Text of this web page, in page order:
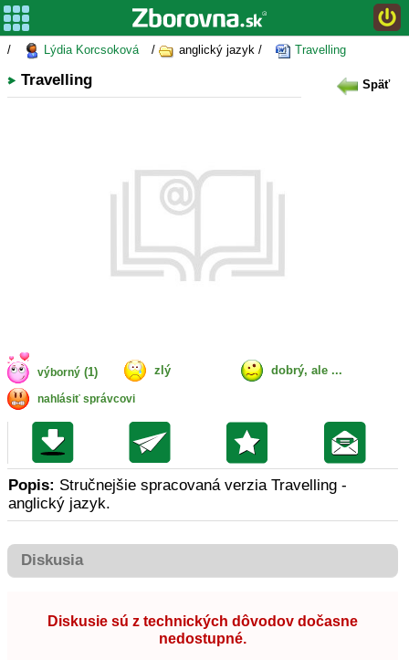
/ Lýdia Korcsoková / anglický jazyk / Travelling
Travelling Späť
výborný (1) zlý dobrý, ale ...
nahlásiť správcovi
Popis: Stručnejšie spracovaná verzia Travelling -
anglický jazyk.
Diskusia
Diskusie sú z technických dôvodov dočasne
nedostupné.